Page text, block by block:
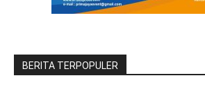
BERITA TERPOPULER